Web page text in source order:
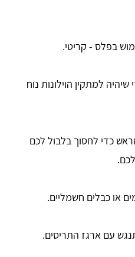
בפלס - קריטי.
למתקין הוילונות נוח
כדי לחסוך בלבול לכם
או כבלים חשמליים.
עם ארגז התריסים.